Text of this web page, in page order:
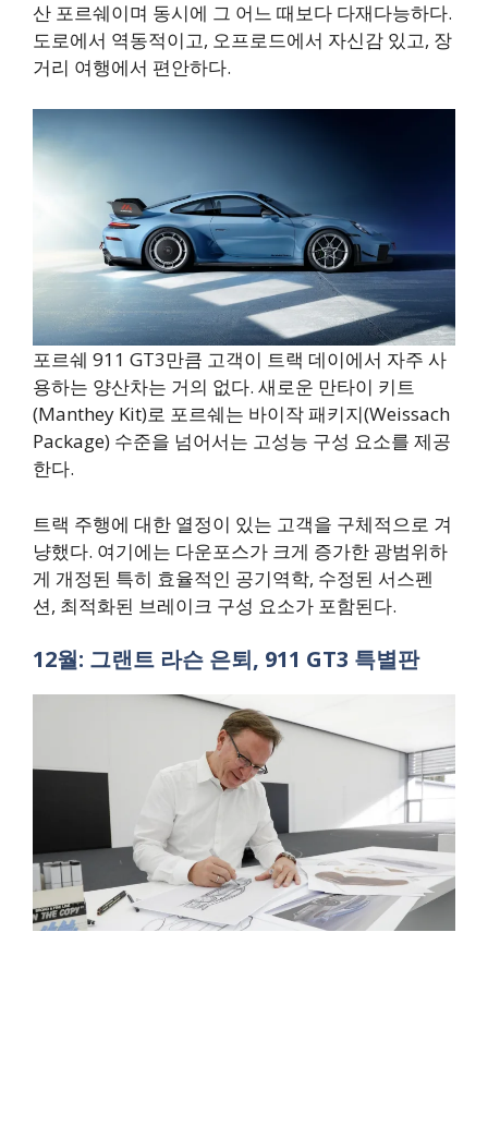
산 포르쉐이며 동시에 그 어느 때보다 다재다능하다.
도로에서 역동적이고, 오프로드에서 자신감 있고, 장
거리 여행에서 편안하다.
포르쉐 911 GT3만큼 고객이 트랙 데이에서 자주 사
용하는 양산차는 거의 없다. 새로운 만타이 키트
(Manthey Kit)로 포르쉐는 바이작 패키지(Weissach
Package) 수준을 넘어서는 고성능 구성 요소를 제공
한다.
트랙 주행에 대한 열정이 있는 고객을 구체적으로 겨
냥했다. 여기에는 다운포스가 크게 증가한 광범위하
게 개정된 특히 효율적인 공기역학, 수정된 서스펜
션, 최적화된 브레이크 구성 요소가 포함된다.
12월: 그랜트 라슨 은퇴, 911 GT3 특별판